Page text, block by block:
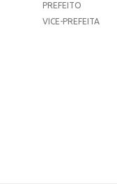
PREFEITO
VICE-PREFEITA